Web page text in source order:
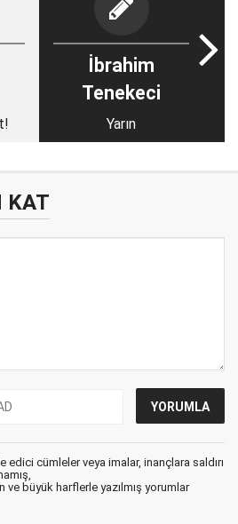
İbrahim
Tenekeci
Yarın
KAT
edici cümleler veya imalar, inançlara saldırı
ve büyük harflerle yazılmış yorumlar